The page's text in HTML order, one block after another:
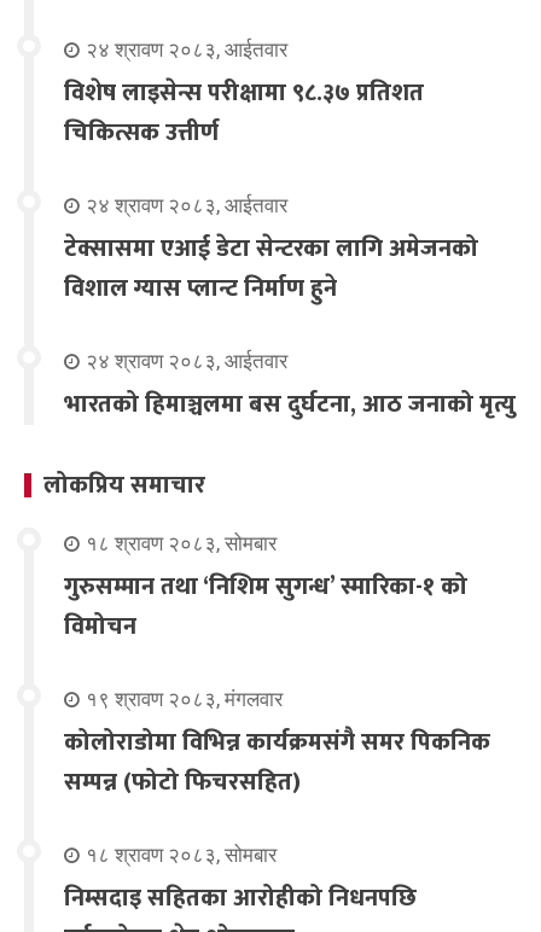
२४ श्रावण २०८३, आईतवार
विशेष लाइसेन्स परीक्षामा ९८.३७ प्रतिशत
चिकित्सक उत्तीर्ण
२४ श्रावण २०८३, आईतवार
टेक्सासमा एआई डेटा सेन्टरका लागि अमेजनको
विशाल ग्यास प्लान्ट निर्माण हुने
२४ श्रावण २०८३, आईतवार
भारतको हिमाञ्चलमा बस दुर्घटना, आठ जनाको मृत्यु
लोकप्रिय समाचार
१८ श्रावण २०८३, सोमबार
गुरुसम्मान तथा ‘निशिम सुगन्ध’ स्मारिका-१ को
विमोचन
१९ श्रावण २०८३, मंगलवार
कोलोराडोमा विभिन्न कार्यक्रमसंगै समर पिकनिक
सम्पन्न (फोटो फिचरसहित)
१८ श्रावण २०८३, सोमबार
निम्सदाइ सहितका आरोहीको निधनपछि